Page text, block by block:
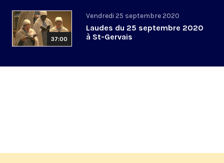
37:00
Vendredi 25 septembre 2020
Laudes du 25 septembre 2020
à St-Gervais